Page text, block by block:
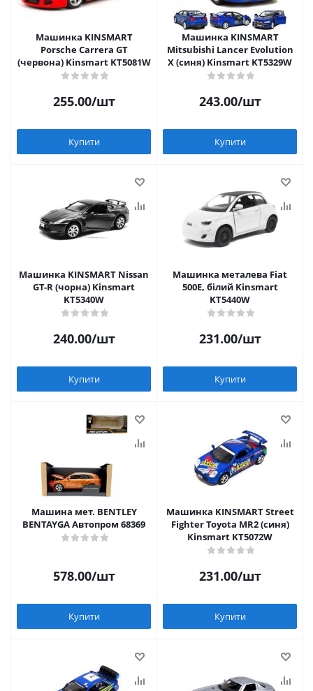
Машинка KINSMART
Porsche Carrera GT
(червона) Kinsmart KT5081W
255.00/шт
Купити
Машинка KINSMART
Mitsubishi Lancer Evolution
X (синя) Kinsmart KT5329W
243.00/шт
Купити
Машинка KINSMART Nissan
GT-R (чорна) Kinsmart
KT5340W
240.00/шт
Купити
Машинка металева Fiat
500E, білий Kinsmart
KT5440W
231.00/шт
Купити
Машина мет. BENTLEY
BENTAYGA Автопром 68369
578.00/шт
Купити
Машинка KINSMART Street
Fighter Toyota MR2 (синя)
Kinsmart KT5072W
231.00/шт
Купити